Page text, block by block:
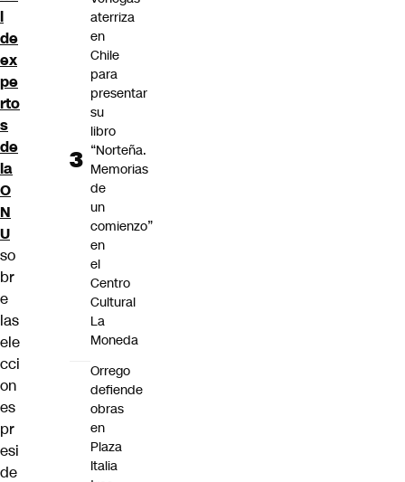
l
de
ex
pe
rto
s
de
la
O
N
U
so
br
e
las
ele
cci
on
es
pr
esi
de
aterriza
en
Chile
para
presentar
su
libro
“Norteña.
Memorias
de
un
comienzo”
en
el
Centro
Cultural
La
Moneda
Orrego
defiende
obras
en
Plaza
Italia